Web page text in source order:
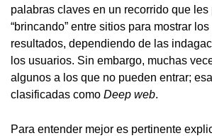
palabras claves en un recorrido que les
“brincando” entre sitios para mostrar
resultados, dependiendo de las
los usuarios. Sin embargo, muchas
algunos a los que no pueden entrar;
clasificadas como Deep web.
Para entender mejor es pertinente